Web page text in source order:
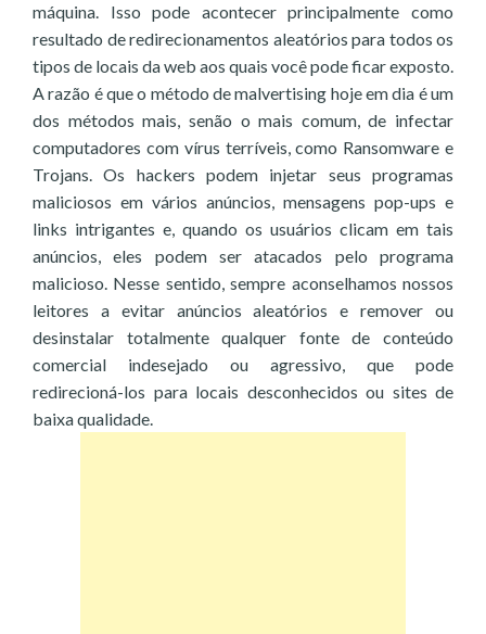
máquina. Isso pode acontecer principalmente como
resultado de redirecionamentos aleatórios para todos os
tipos de locais da web aos quais você pode ficar exposto.
A razão é que o método de malvertising hoje em dia é um
dos métodos mais, senão o mais comum, de infectar
computadores com vírus terríveis, como Ransomware e
Trojans. Os hackers podem injetar seus programas
maliciosos em vários anúncios, mensagens pop-ups e
links intrigantes e, quando os usuários clicam em tais
anúncios, eles podem ser atacados pelo programa
malicioso. Nesse sentido, sempre aconselhamos nossos
leitores a evitar anúncios aleatórios e remover ou
desinstalar totalmente qualquer fonte de conteúdo
comercial indesejado ou agressivo, que pode
redirecioná-los para locais desconhecidos ou sites de
baixa qualidade.